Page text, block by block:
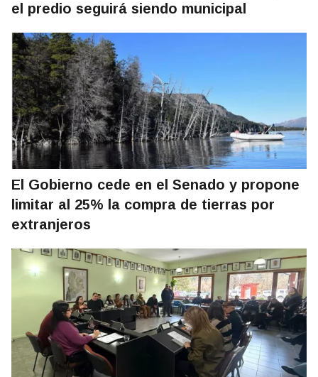
el predio seguirá siendo municipal
El Gobierno cede en el Senado y propone
limitar al 25% la compra de tierras por
extranjeros